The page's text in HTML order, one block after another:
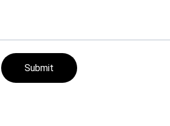
Submit